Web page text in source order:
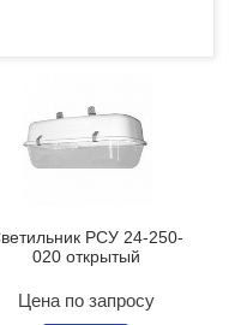
РСУ 24-250-
020 открытый
Цена по запросу